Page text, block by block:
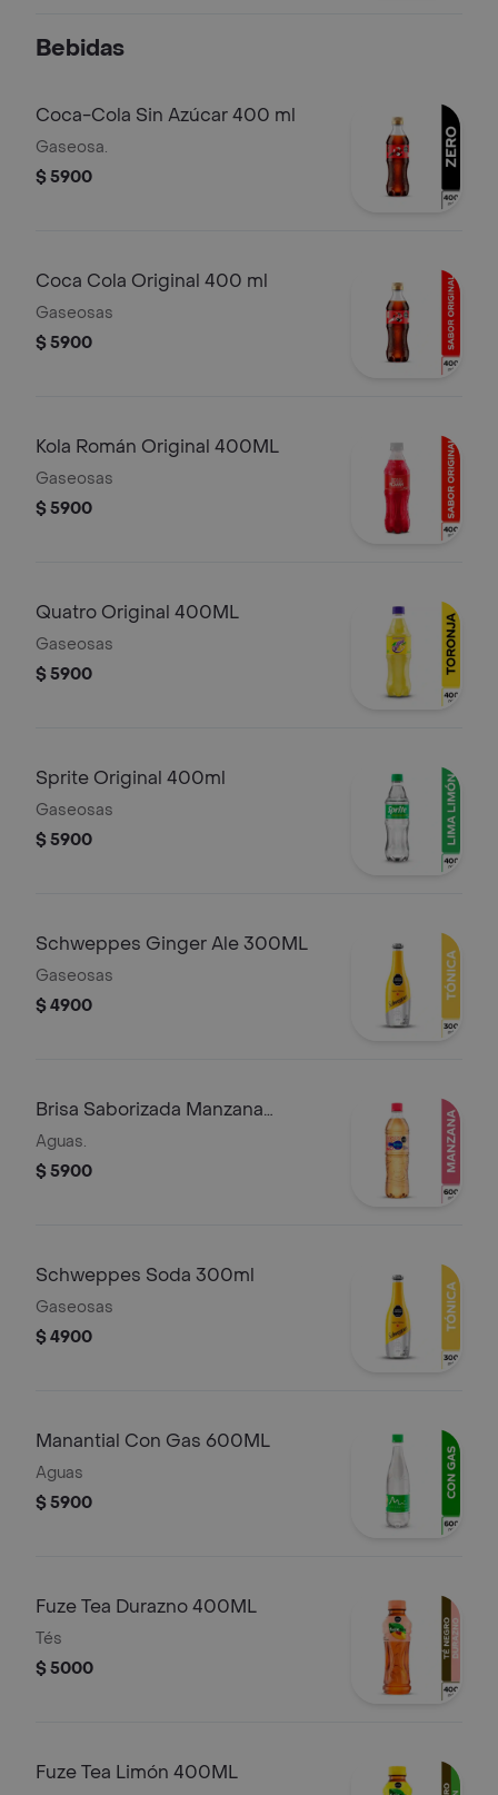
Bebidas
Coca-Cola Sin Azúcar 400 ml
Gaseosa.
$ 5900
Coca Cola Original 400 ml
Gaseosas
$ 5900
Kola Román Original 400ML
Gaseosas
$ 5900
Quatro Original 400ML
Gaseosas
$ 5900
Sprite Original 400ml
Gaseosas
$ 5900
Schweppes Ginger Ale 300ML
Gaseosas
$ 4900
Brisa Saborizada Manzana
600ML
Aguas.
$ 5900
Schweppes Soda 300ml
Gaseosas
$ 4900
Manantial Con Gas 600ML
Aguas
$ 5900
Fuze Tea Durazno 400ML
Tés
$ 5000
Fuze Tea Limón 400ML